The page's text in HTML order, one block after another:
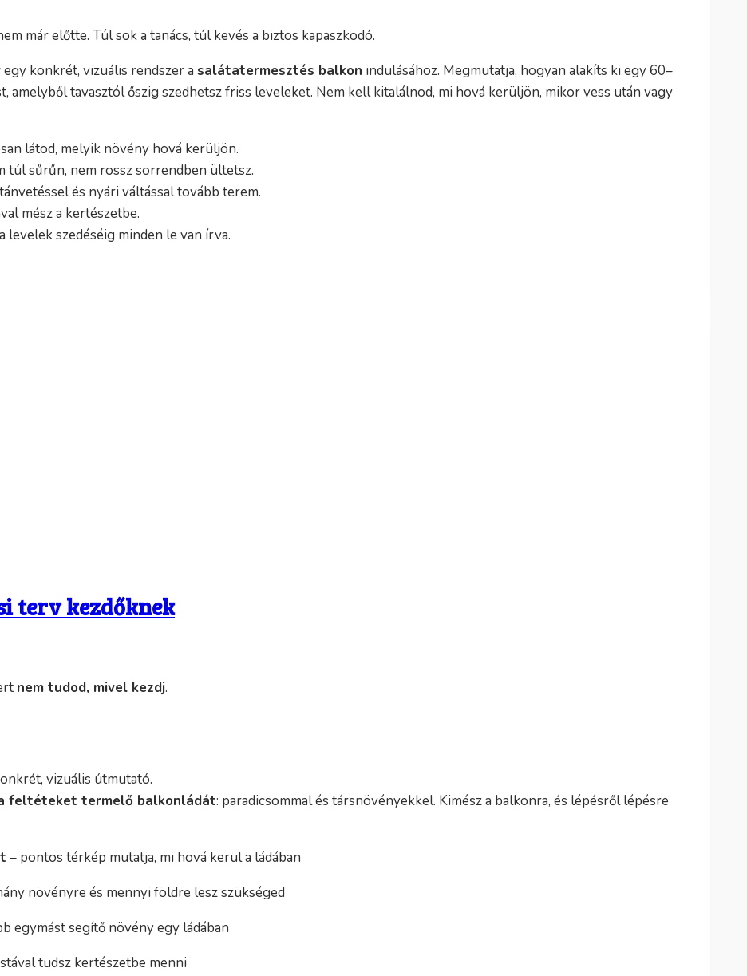
már előtte. Túl sok a tanács, túl kevés a biztos kapaszkodó.
egy konkrét, vizuális rendszer a salátatermesztés balkon indulásához. Megmutatja, hogyan alakíts ki egy 60–
amelyből tavasztól őszig szedhetsz friss leveleket. Nem kell kitalálnod, mi hová kerüljön, mikor vess után vagy
látod, melyik növény hová kerüljön.
túl sűrűn, nem rossz sorrendben ültetsz.
és nyári váltással tovább terem.
mész a kertészetbe.
levelek szedéséig minden le van írva.
terv kezdőknek
nem tudod, mivel kezdj.
vizuális útmutató.
feltéteket termelő balkonládát: paradicsommal és társnövényekkel. Kimész a balkonra, és lépésről lépésre
– pontos térkép mutatja, mi hová kerül a ládában
növényre és mennyi földre lesz szükséged
egymást segítő növény egy ládában
tudsz kertészetbe menni